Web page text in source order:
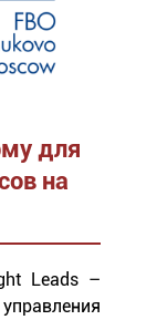
для
на
Leads –